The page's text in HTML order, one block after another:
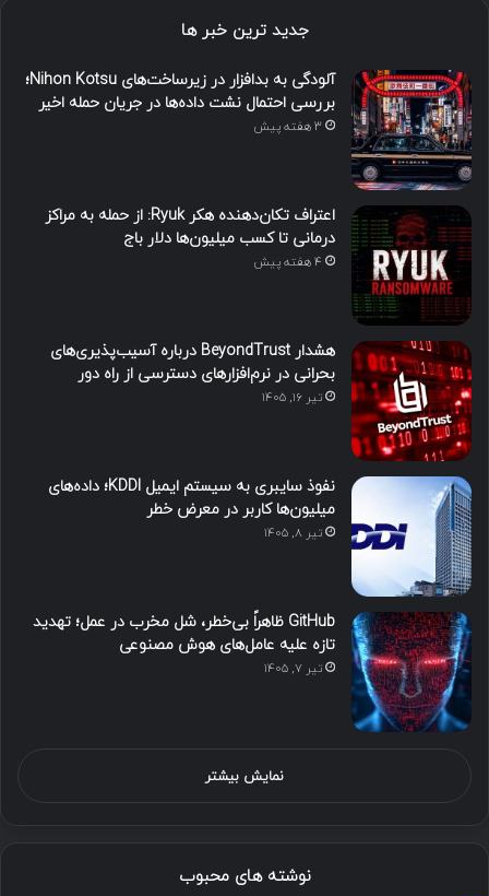
جدید ترین خبر ها
آلودگی به بدافزار در زیرساخت‌های Nihon Kotsu؛
بررسی احتمال نشت داده‌ها در جریان حمله اخیر
3 هفته پیش
اعتراف تکان‌دهنده هکر Ryuk: از حمله به مراکز
درمانی تا کسب میلیون‌ها دلار باج
4 هفته پیش
هشدار BeyondTrust درباره آسیب‌پذیری‌های
بحرانی در نرم‌افزارهای دسترسی از راه دور
تیر ۱۶, ۱۴۰۵
نفوذ سایبری به سیستم ایمیل KDDI؛ داده‌های
میلیون‌ها کاربر در معرض خطر
تیر ۸, ۱۴۰۵
GitHub ظاهراً بی‌خطر، شل مخرب در عمل؛ تهدید
تازه علیه عامل‌های هوش مصنوعی
تیر ۷, ۱۴۰۵
نمایش بیشتر
نوشته های محبوب